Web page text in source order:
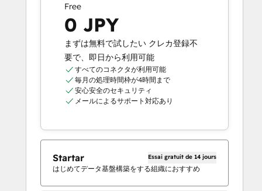
Free
0 JPY
まずは無料で試したい クレカ登録不
要で、即日から利用可能
すべてのコネクタが利用可能
毎月の処理時間枠が4時間まで
安心安全のセキュリティ
メールによるサポート対応あり
Startar Essai gratuit de 14 jours
はじめてデータ基盤構築をする組織におすすめ